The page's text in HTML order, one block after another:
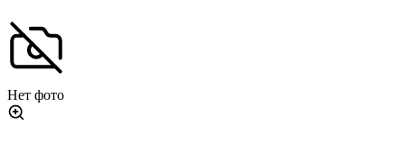
Нет фото